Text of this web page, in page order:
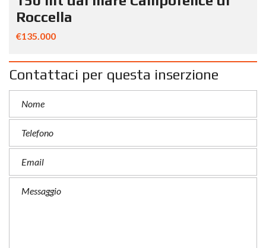
Roccella
€135.000
Contattaci per questa inserzione